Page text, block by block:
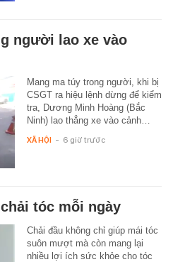
người lao xe vào
Mang ma túy trong người, khi bị
CSGT ra hiệu lệnh dừng để kiểm
tra, Dương Minh Hoàng (Bắc
Ninh) lao thẳng xe vào cảnh…
XÃ HỘI - 6 giờ trước
tóc mỗi ngày
Chải đầu không chỉ giúp mái tóc
suôn mượt mà còn mang lại
nhiều lợi ích sức khỏe cho tóc